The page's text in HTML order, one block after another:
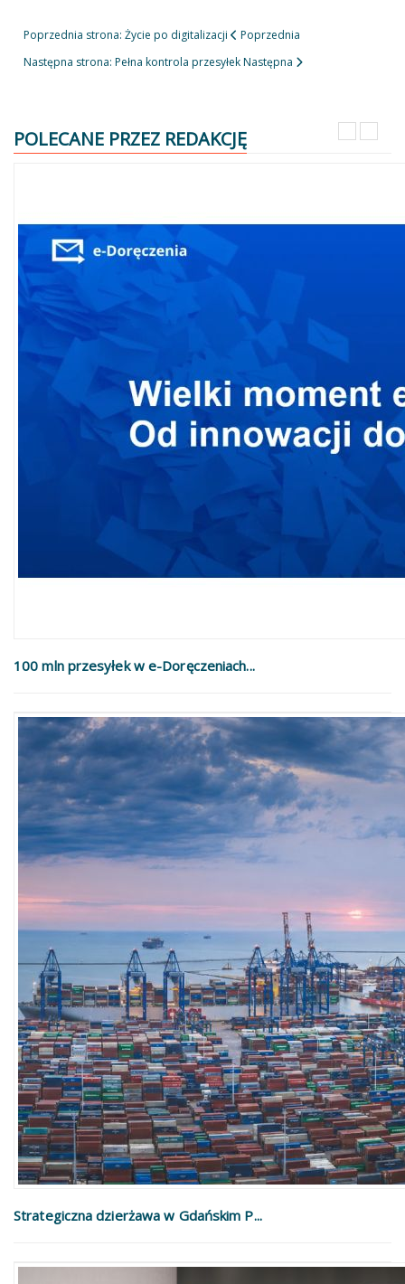
Poprzednia strona: Życie po digitalizacji
Poprzednia
Następna strona: Pełna kontrola przesyłekNastępna
POLECANE PRZEZ REDAKCJĘ
100 mln przesyłek w e-Doręczeniach...
Strategiczna dzierżawa w Gdańskim P...